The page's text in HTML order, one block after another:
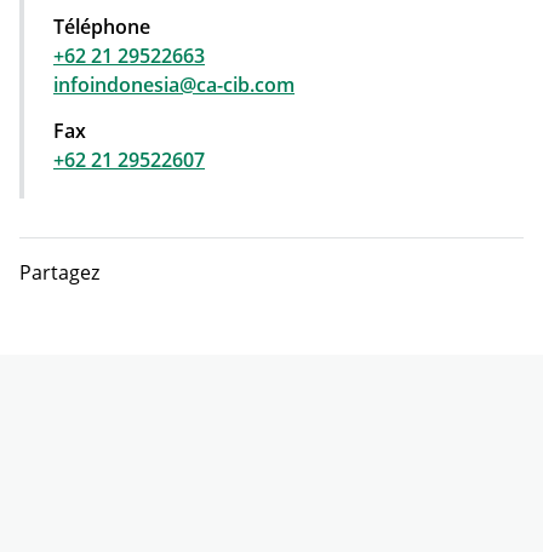
Téléphone
+62 21 29522663
infoindonesia@ca-cib.com
Fax
+62 21 29522607
Partagez